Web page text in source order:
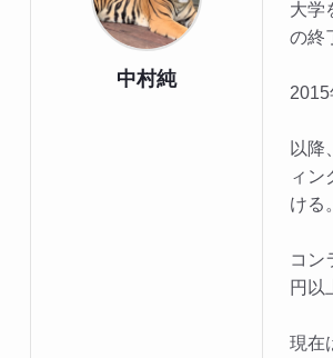
中村純
大学
の終
2015
以降
ィン
ける。
コン
円以
現在